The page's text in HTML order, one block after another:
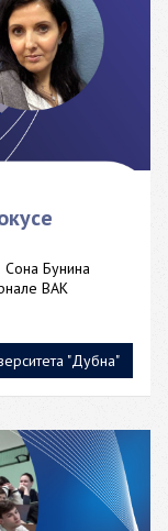
"Дубна"
Бунина
ВАК